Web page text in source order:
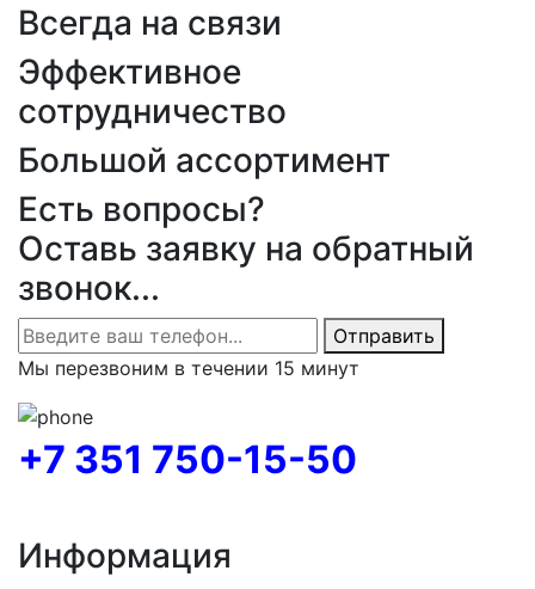
Всегда на связи
Эффективное
сотрудничество
Большой ассортимент
Есть вопросы?
Оставь заявку на обратный
звонок...
Отправить
Мы перезвоним в течении 15 минут
+7 351 750-15-50
Информация